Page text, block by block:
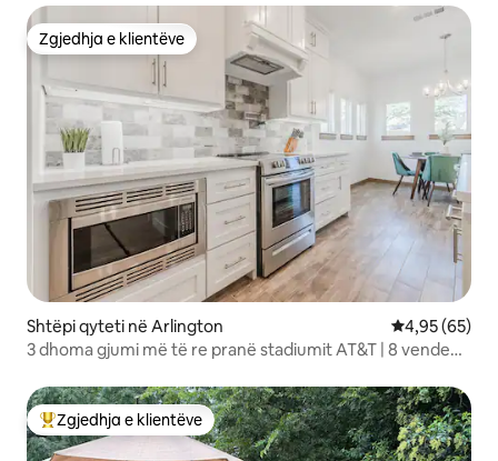
Zgjedhja e klientëve
Zgjedhja e klientëve
Shtëpi qyteti në Arlington Vlerësimi
4,95 (65)
3 dhoma gjumi më të re pranë stadiumit AT&T | 8 vende
Më të mirat e zgjedhjeve të klientëve
Zgjedhja e klientëve